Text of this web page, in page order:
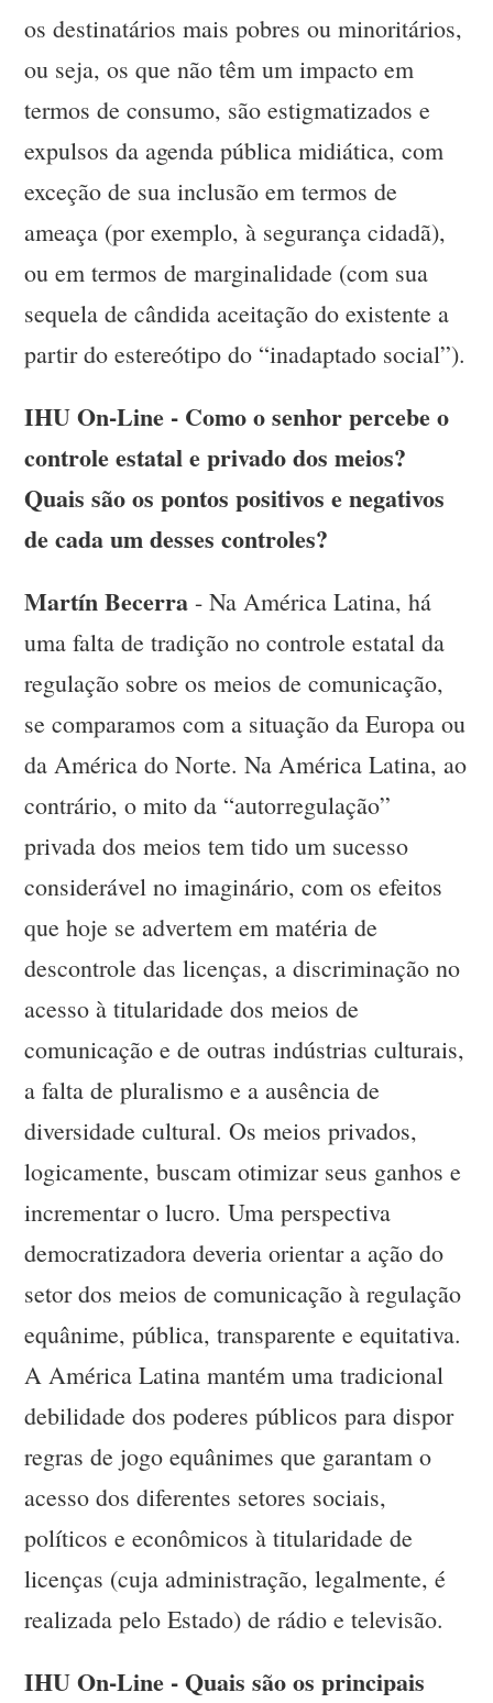
os destinatários mais pobres ou minoritários,
ou seja, os que não têm um impacto em
termos de consumo, são estigmatizados e
expulsos da agenda pública midiática, com
exceção de sua inclusão em termos de
ameaça (por exemplo, à segurança cidadã),
ou em termos de marginalidade (com sua
sequela de cândida aceitação do existente a
partir do estereótipo do “inadaptado social”).
IHU On-Line - Como o senhor percebe o
controle estatal e privado dos meios?
Quais são os pontos positivos e negativos
de cada um desses controles?
Martín Becerra - Na América Latina, há
uma falta de tradição no controle estatal da
regulação sobre os meios de comunicação,
se comparamos com a situação da Europa ou
da América do Norte. Na América Latina, ao
contrário, o mito da “autorregulação”
privada dos meios tem tido um sucesso
considerável no imaginário, com os efeitos
que hoje se advertem em matéria de
descontrole das licenças, a discriminação no
acesso à titularidade dos meios de
comunicação e de outras indústrias culturais,
a falta de pluralismo e a ausência de
diversidade cultural. Os meios privados,
logicamente, buscam otimizar seus ganhos e
incrementar o lucro. Uma perspectiva
democratizadora deveria orientar a ação do
setor dos meios de comunicação à regulação
equânime, pública, transparente e equitativa.
A América Latina mantém uma tradicional
debilidade dos poderes públicos para dispor
regras de jogo equânimes que garantam o
acesso dos diferentes setores sociais,
políticos e econômicos à titularidade de
licenças (cuja administração, legalmente, é
realizada pelo Estado) de rádio e televisão.
IHU On-Line - Quais são os principais